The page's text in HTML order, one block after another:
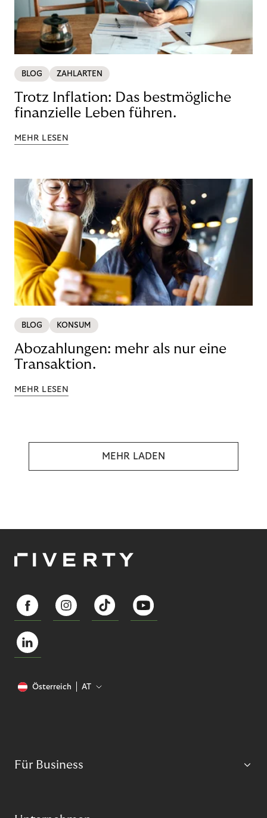
BLOG ZAHLARTEN
Trotz Inflation: Das bestmögliche
finanzielle Leben führen.
MEHR LESEN
BLOG KONSUM
Abozahlungen: mehr als nur eine
Transaktion.
MEHR LESEN
MEHR LADEN
Österreich AT
Für Business